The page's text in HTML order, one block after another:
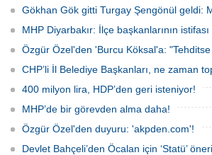
Isparta İl Başkanlığı görevine Osman
Gülay'ın atandığını açıkladı.
adım
Gökhan Gök gitti Turgay Şengönül geldi:
MHP Diyarbakır: İlçe başkanlarının istifası
Özgür Özel'den 'Burcu Köksal'a: "Tehditse
CHP’li İl Belediye Başkanları, ne zaman
400 milyon lira, HDP’den geri isteniyor!
MHP’de bir görevden alma daha!
Özgür Özel'den duyuru: 'akpden.com'!
Devlet Bahçeli’den Öcalan için ‘Statü’